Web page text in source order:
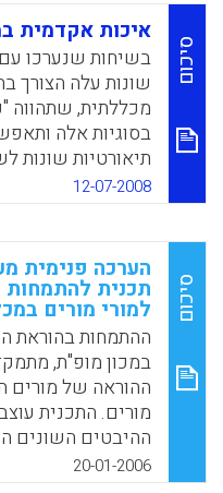
סיכום
איכות אקדמית
בשיחות שנערכו
שונות עלה הצורך
מכללתית,
תיאורטיות שונות
זו תרכז את הידוע
לפתח ידע חדש,
מהמכללות
זה יהיה אמון על
לנווט את
לפתח תכנית
מרכזיים במכללות
את תהליך הערכת
בתחום הערכת
תחל לפעול
התכנית מיועדת
במכללות, או
12-07-2008
סיכום
הערכה פנימית
תכנית להתמחות
למורי מורים
ההתמחות בהוראת
במכון מופ"ת,
ההוראה של
מורים. התכנית
ההיבטים השונים
להכשרת מורים על
20-01-2006